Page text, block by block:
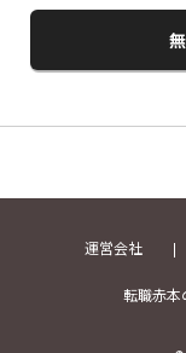
運営会社
転職赤本